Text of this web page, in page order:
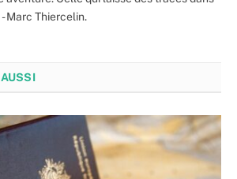
- Marc Thiercelin.
AUSSI